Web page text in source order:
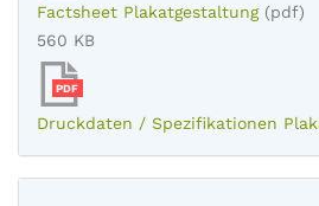
Factsheet Plakatgestaltung (pdf)
560 KB
PDF
Druckdaten / Spezifikationen